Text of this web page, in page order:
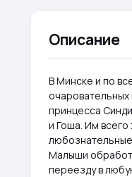
Описание
В Минске и по
принцесса
и Гоша. Им всего
Малыши
переезду в